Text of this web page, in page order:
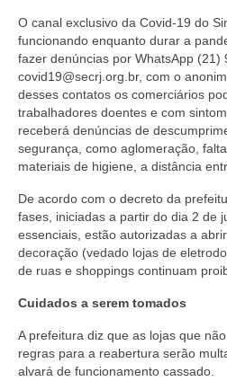
Links Úteis
Perguntas frequentes
EMPRESAS
Boletos
Seja um conveniado
COMUNICAÇÃO
PESQUISA 6×1
O canal exclusivo da Covid-19 do
funcionando enquanto durar a
fazer denúncias por WhatsApp (21)
covid19@secrj.org.br, com o
desses contatos os comerciários
trabalhadores doentes e com
receberá denúncias de
segurança, como aglomeração,
materiais de higiene, a distância
De acordo com o decreto da
fases, iniciadas a partir do dia 2 de
essenciais, estão autorizadas a
decoração (vedado lojas de
de ruas e shoppings continuam
Cuidados a serem tomados
A prefeitura diz que as lojas que
regras para a reabertura serão
alvará de funcionamento cassado.